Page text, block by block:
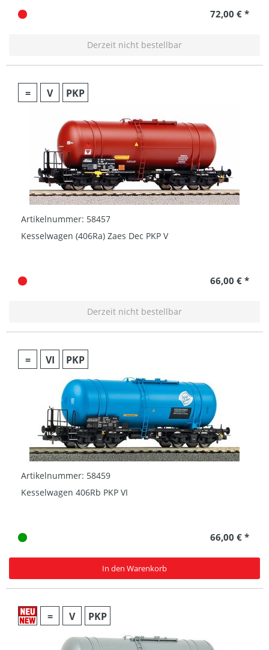
72,00 € *
Derzeit nicht bestellbar
= V PKP
Artikelnummer: 58457
Kesselwagen (406Ra) Zaes Dec PKP V
66,00 € *
Derzeit nicht bestellbar
= VI PKP
Artikelnummer: 58459
Kesselwagen 406Rb PKP VI
66,00 € *
In den Warenkorb
= V PKP